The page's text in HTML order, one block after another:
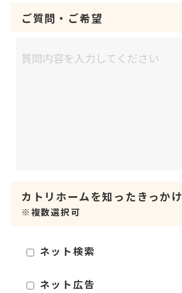
ご質問 ・ ご希望
カトリホームを知ったきっかけ
※複数選択可
ネット検索
ネット広告